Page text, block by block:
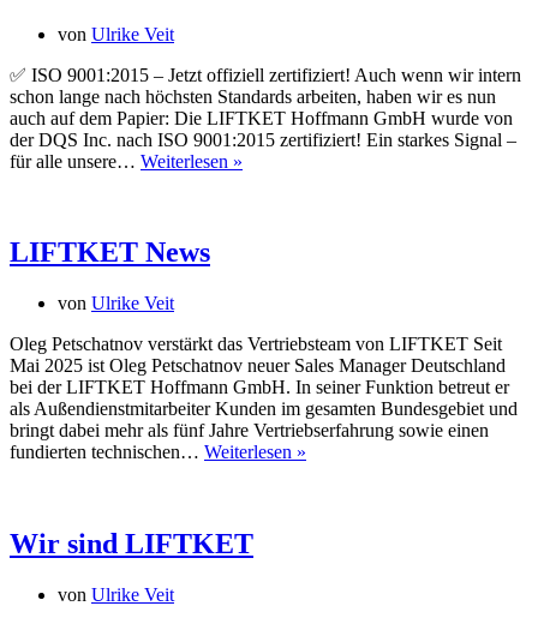
von Ulrike Veit
✅ ISO 9001:2015 – Jetzt offiziell zertifiziert! Auch wenn wir intern
schon lange nach höchsten Standards arbeiten, haben wir es nun
auch auf dem Papier: Die LIFTKET Hoffmann GmbH wurde von
der DQS Inc. nach ISO 9001:2015 zertifiziert! Ein starkes Signal –
für alle unsere… Weiterlesen »
LIFTKET News
von Ulrike Veit
Oleg Petschatnov verstärkt das Vertriebsteam von LIFTKET Seit
Mai 2025 ist Oleg Petschatnov neuer Sales Manager Deutschland
bei der LIFTKET Hoffmann GmbH. In seiner Funktion betreut er
als Außendienstmitarbeiter Kunden im gesamten Bundesgebiet und
bringt dabei mehr als fünf Jahre Vertriebserfahrung sowie einen
fundierten technischen… Weiterlesen »
Wir sind LIFTKET
von Ulrike Veit